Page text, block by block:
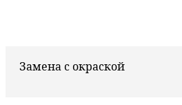
Замена с окраской